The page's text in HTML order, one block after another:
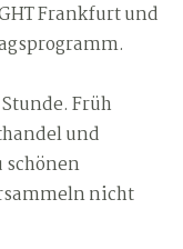
Frankfurt und
Früh
und
schönen
nicht